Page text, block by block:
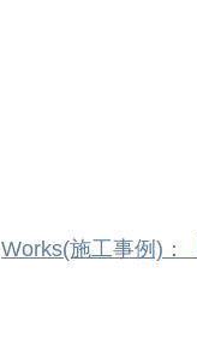
Works(施工事例)：